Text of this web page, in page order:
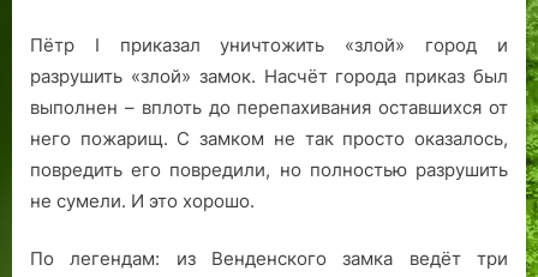
Пётр I приказал уничтожить «злой» город и
разрушить «злой» замок. Насчёт города приказ был
выполнен – вплоть до перепахивания оставшихся от
него пожарищ. С замком не так просто оказалось,
повредить его повредили, но полностью разрушить
не сумели. И это хорошо.
По легендам: из Венденского замка ведёт три